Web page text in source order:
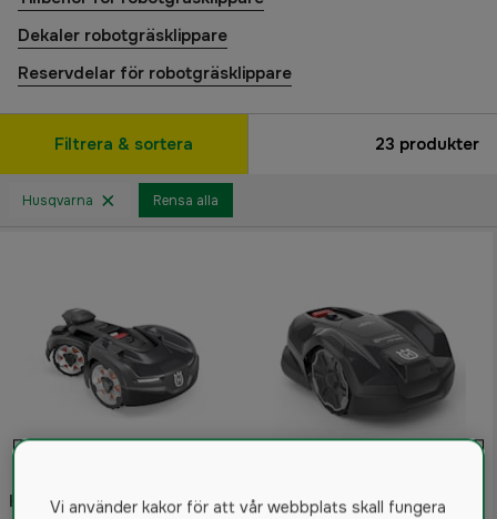
Dekaler robotgräsklippare
Reservdelar för robotgräsklippare
Filtrera & sortera 23 produkter
Husqvarna Rensa alla
Husqvarna Automower®
Robotgräsklippare
5.0(2)
Vi använder kakor för att vår webbplats skall fungera